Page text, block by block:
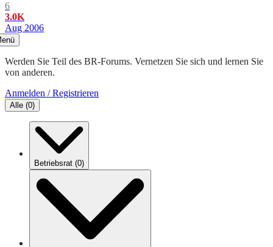
6
3.0K
Aug 2006
Werden Sie Teil des BR-Forums. Vernetzen Sie sich und lernen Sie
von anderen.
Anmelden / Registrieren
Alle (0)
Betriebsrat (0)